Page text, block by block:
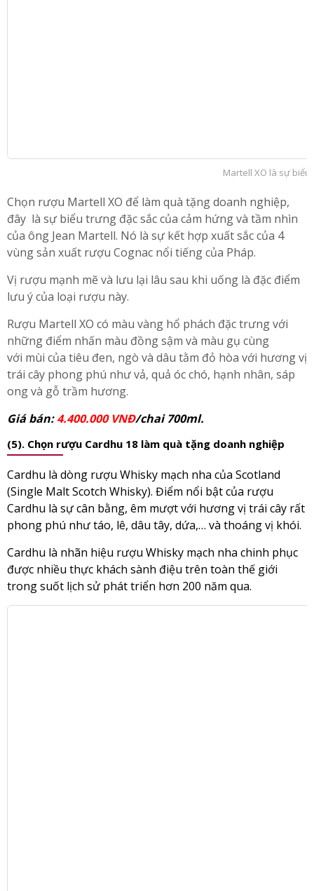
Martell XO là sự biểu
Chọn rượu Martell XO để làm quà tặng doanh nghiệp,
đây là sự biểu trưng đặc sắc của cảm hứng và tầm nhìn
của ông Jean Martell. Nó là sự kết hợp xuất sắc của 4
vùng sản xuất rượu Cognac nổi tiếng của Pháp.
Vị rượu mạnh mẽ và lưu lại lâu sau khi uống là đặc điểm
lưu ý của loại rượu này.
Rượu Martell XO có màu vàng hổ phách đặc trưng với
những điểm nhấn màu đồng sậm và màu gụ cùng
với mùi của tiêu đen, ngò và dâu tằm đỏ hòa với hương vị
trái cây phong phú như vả, quả óc chó, hạnh nhân, sáp
ong và gỗ trầm hương.
Giá bán:4.400.000 VNĐ/chai 700ml.
(5). Chọn rượu Cardhu 18 làm quà tặng doanh nghiệp
Cardhu là dòng rượu Whisky mạch nha của Scotland
(Single Malt Scotch Whisky). Điểm nổi bật của rượu
Cardhu là sự cân bằng, êm mượt với hương vị trái cây rất
phong phú như táo, lê, dâu tây, dứa,… và thoáng vị khói.
Cardhu là nhãn hiệu rượu Whisky mạch nha chinh phục
được nhiều thực khách sành điệu trên toàn thế giới
trong suốt lịch sử phát triển hơn 200 năm qua.